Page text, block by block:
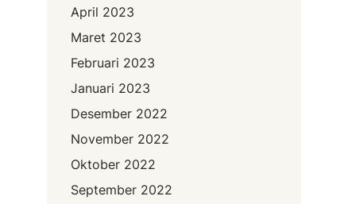
April 2023
Maret 2023
Februari 2023
Januari 2023
Desember 2022
November 2022
Oktober 2022
September 2022